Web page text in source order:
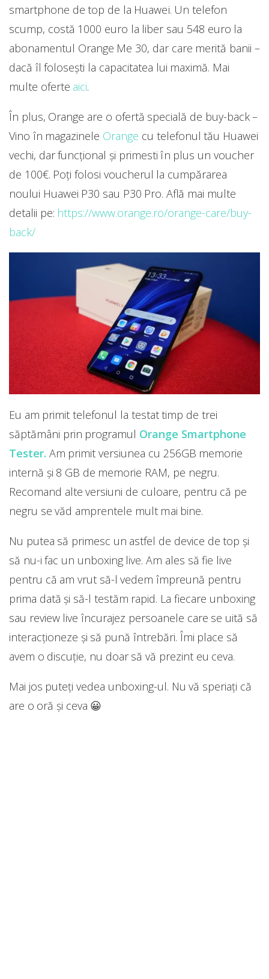
smartphone de top de la Huawei. Un telefon
scump, costă 1000 euro la liber sau 548 euro la
abonamentul Orange Me 30, dar care merită banii –
dacă îl folosești la capacitatea lui maximă. Mai
multe oferte aici.
În plus, Orange are o ofertă specială de buy-back –
Vino în magazinele Orange cu telefonul tău Huawei
vechi, dar funcțional și primesti în plus un voucher
de 100€. Poți folosi voucherul la cumpărarea
noului Huawei P30 sau P30 Pro. Află mai multe
detalii pe: https://www.orange.ro/orange-care/buy-
back/
Eu am primit telefonul la testat timp de trei
săptămâni prin programul Orange Smartphone
Tester. Am primit versiunea cu 256GB memorie
internă și 8 GB de memorie RAM, pe negru.
Recomand alte versiuni de culoare, pentru că pe
negru se văd amprentele mult mai bine.
Nu putea să primesc un astfel de device de top și
să nu-i fac un unboxing live. Am ales să fie live
pentru că am vrut să-l vedem împreună pentru
prima dată și să-l testăm rapid. La fiecare unboxing
sau review live încurajez persoanele care se uită să
interacționeze și să pună întrebări. Îmi place să
avem o discuție, nu doar să vă prezint eu ceva.
Mai jos puteți vedea unboxing-ul. Nu vă speriați că
are o oră și ceva 😀